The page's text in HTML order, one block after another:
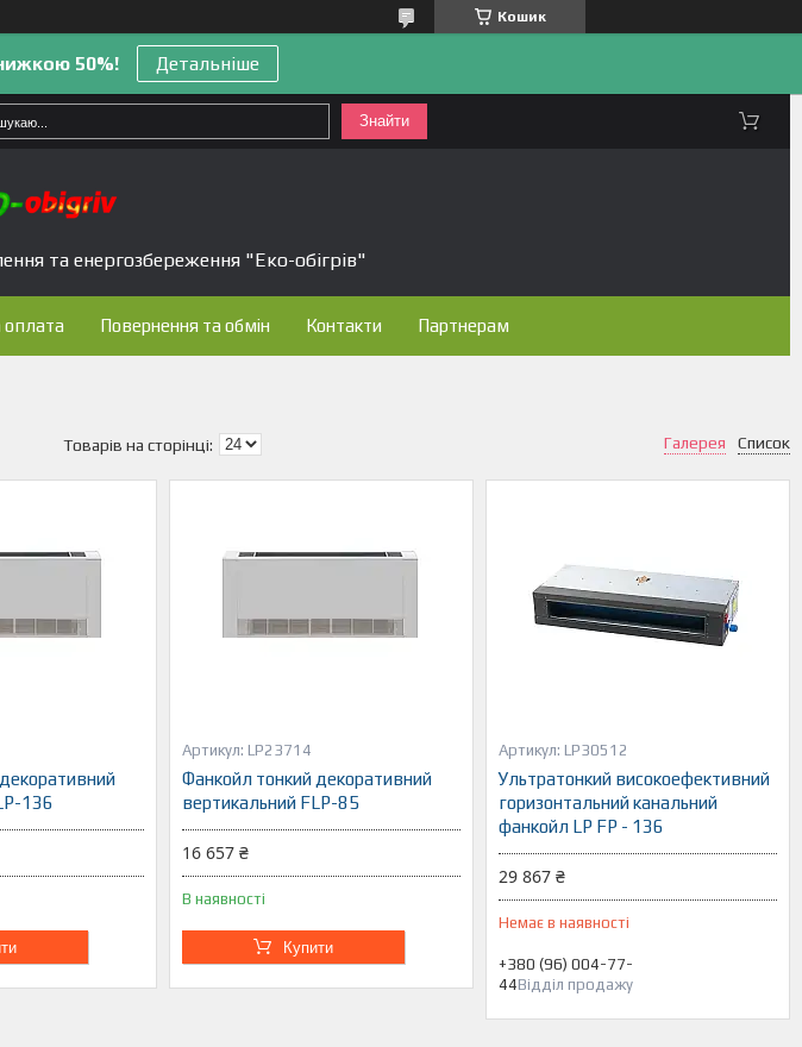
Кошик
50%! Детальніше
Знайти
та енергозбереження "Еко-обігрів"
оплата Повернення та обмін Контакти Партнерам
Галерея Список
136
LP23714
Фанкойл тонкий декоративний
вертикальний FLP-85
16 657 ₴
В наявності
Купити
LP30512
Ультратонкий високоефективний
горизонтальний канальний
фанкойл LP FP - 136
29 867 ₴
Немає в наявності
+380 (96) 004-77-
44Відділ продажу